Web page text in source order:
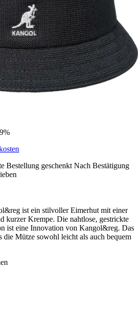
Bestellung geschenkt Nach Bestätigung
ist ein stilvoller Eimerhut mit einer
kurzer Krempe. Die nahtlose, gestrickte
ist eine Innovation von Kangol&reg. Das
die Mütze sowohl leicht als auch bequem